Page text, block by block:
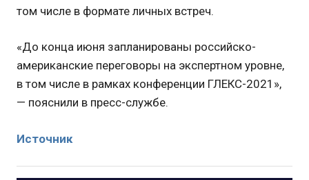
том числе в формате личных встреч.
«До конца июня запланированы российско-
американские переговоры на экспертном уровне,
в том числе в рамках конференции ГЛЕКС-2021»,
— пояснили в пресс-службе.
Источник